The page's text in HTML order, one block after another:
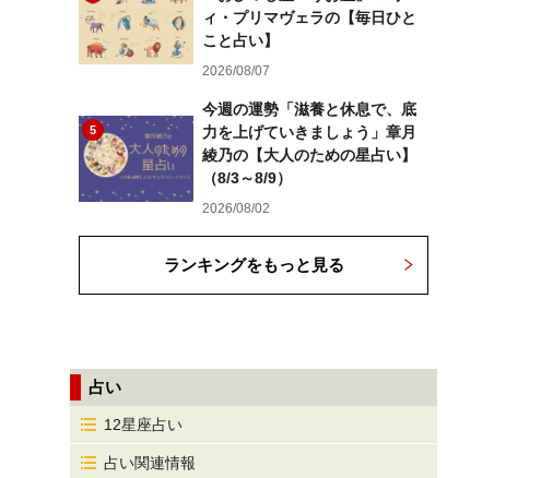
ィ・プリマヴェラの【毎日ひと
こと占い】
2026/08/07
5
今週の運勢「滋養と休息で、底
力を上げていきましょう」章月
綾乃の【大人のための星占い】
（8/3～8/9）
2026/08/02
ランキングをもっと見る
占い
12星座占い
占い関連情報